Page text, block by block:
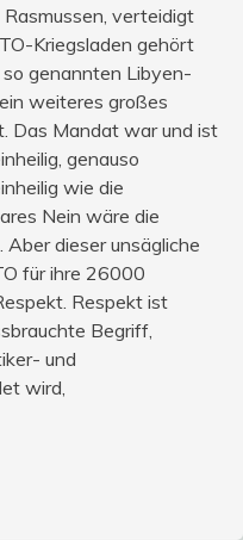
verteidigt
Kriegsladen gehört
genannten Libyen-
weiteres großes
Das Mandat war und ist
genauso
wie die
Nein wäre die
dieser unsägliche
für ihre 26000
Respekt ist
Begriff,
und
wird,